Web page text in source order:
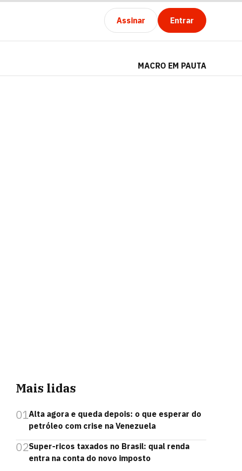
Assinar Entrar
MACRO EM PAUTA
Mais lidas
01Alta agora e queda depois: o que esperar do
petróleo com crise na Venezuela
02Super-ricos taxados no Brasil: qual renda
entra na conta do novo imposto